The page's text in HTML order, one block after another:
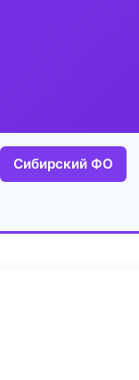
Сибирский ФО